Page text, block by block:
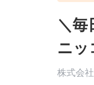
＼
ニ
株式会